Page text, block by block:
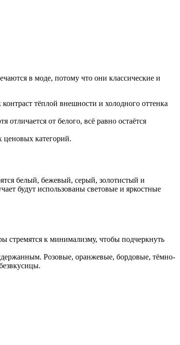
в моде, потому что они классические и
тёплой внешности и холодного оттенка
от белого, всё равно остаётся
ценовых категорий.
белый, бежевый, серый, золотистый и
будут использованы световые и яркостные
стремятся к минимализму, чтобы подчеркнуть
Розовые, оранжевые, бордовые, тёмно-